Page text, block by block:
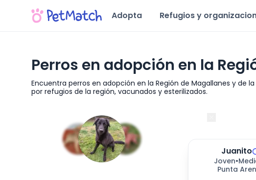
Adopta Refugios y
Perros en adopción en la
Encuentra perros en adopción en la Región de Magallanes y de
por refugios de la región, vacunados y esterilizados.
Región de Magallanes y de la Antártica Chilena
díasJuanito
Joven•
Punta